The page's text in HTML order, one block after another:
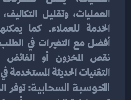
التقنيات الحديثة المستخدمة
الحوسبة السحابية